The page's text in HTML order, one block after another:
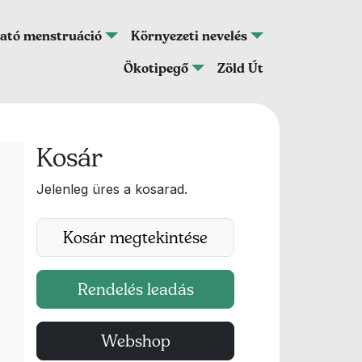
menstruáció
Környezeti nevelés
Ökotipegő
Zöld Út
Kosár
Jelenleg üres a kosarad.
Kosár megtekintése
Rendelés leadás
Webshop